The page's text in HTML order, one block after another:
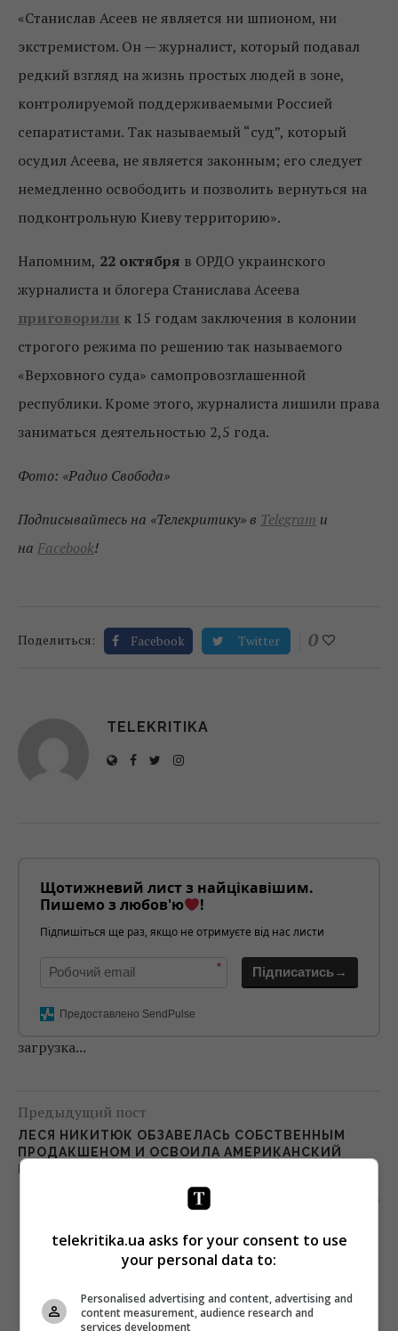
«Станислав Асеев не является ни шпионом, ни
экстремистом. Он — журналист, который подавал
редкий взгляд на жизнь простых людей в зоне,
контролируемой поддерживаемыми Россией
сепаратистами. Так называемый “суд”, который
осудил Асеева, не является законным; его следует
немедленно освободить и позволить вернуться на
подконтрольную Киеву территорию».
Напомним, 22 октября в ОРДО украинского
журналиста и блогера Станислава Асеева
приговорили к 15 годам заключения в колонии
строгого режима по решению так называемого
«Верховного суда» самопровозглашенной
республики. Кроме этого, журналиста лишили права
заниматься деятельностью 2,5 года.
Фото: «Радио Свобода»
Подписывайтесь на «Телекритику» в Telegram и
на Facebook!
Поделиться: Facebook Twitter 0
TELEKRITIKA
Щотижневий лист з найцікавішим.
Пишемо з любов'ю
!
Підпишіться ще раз, якщо не отримуєте від нас листи
* Підписатись→
Предоставлено SendPulse
загрузка...
Предыдущий пост
ЛЕСЯ НИКИТЮК ОБЗАВЕЛАСЬ СОБСТВЕННЫМ
ПРОДАКШЕНОМ И ОСВОИЛА АМЕРИКАНСКИЙ
ГРАНТ
Следующий пост
МЕДИАХОЛДИНГ «НОВОЕ ВРЕМЯ» $10
telekritika.ua asks for your consent to use
your personal data to:
Personalised advertising and content, advertising and
content measurement, audience research and
services development